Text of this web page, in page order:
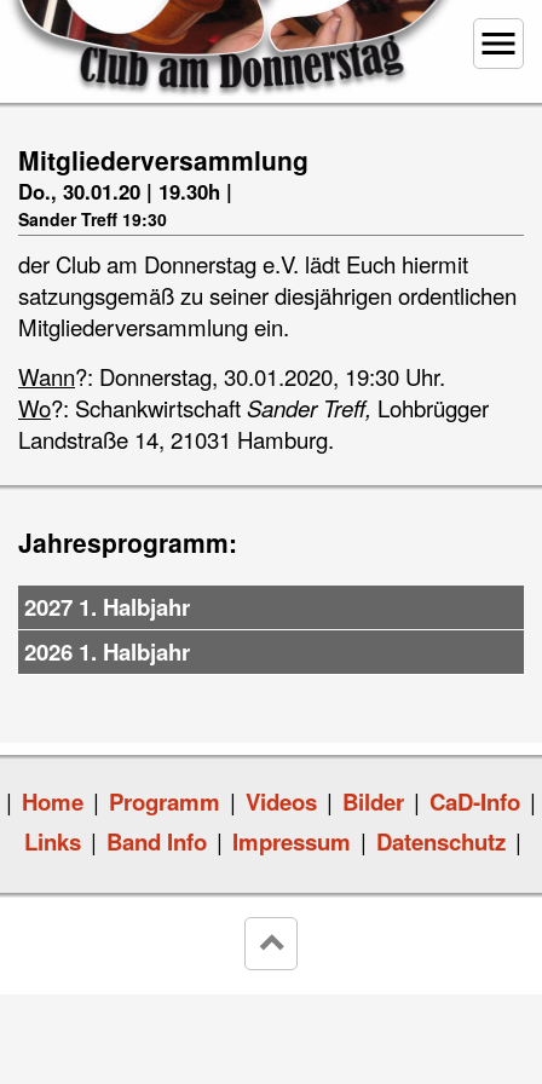
menu
Mitgliederversammlung
Do., 30.01.20 | 19.30h |
Sander Treff 19:30
der Club am Donnerstag e.V. lädt Euch hiermit
satzungsgemäß zu seiner diesjährigen ordentlichen
Mitgliederversammlung ein.
Wann?: Donnerstag, 30.01.2020, 19:30 Uhr.
Wo?: SchankwirtschaftSander Treff, Lohbrügger
Landstraße 14, 21031 Hamburg.
Jahresprogramm:
2027 1. Halbjahr
2026 1. Halbjahr
| Home | Programm | Videos | Bilder | CaD-Info |
Links | Band Info | Impressum | Datenschutz |
keyboard_arrow_up